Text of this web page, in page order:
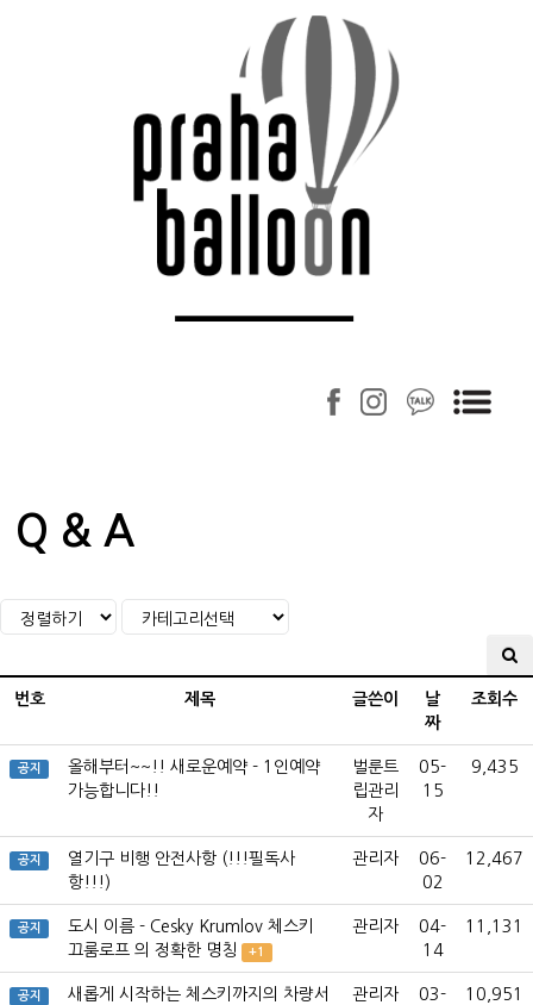
Q & A
번호 제목 글쓴이
날
짜
조회수
공지
올해부터~~!! 새로운예약 - 1인예약
가능합니다!!
벌룬트
립관리
자
05-
15
9,435
공지
열기구 비행 안전사항 (!!!필독사
항!!!)
관리자
06-
02
12,467
공지
도시 이름 - Cesky Krumlov 체스키
끄룸로프 의 정확한 명칭
+1
관리자
04-
14
11,131
공지
새롭게 시작하는 체스키까지의 차량서
관리자
03-
10,951